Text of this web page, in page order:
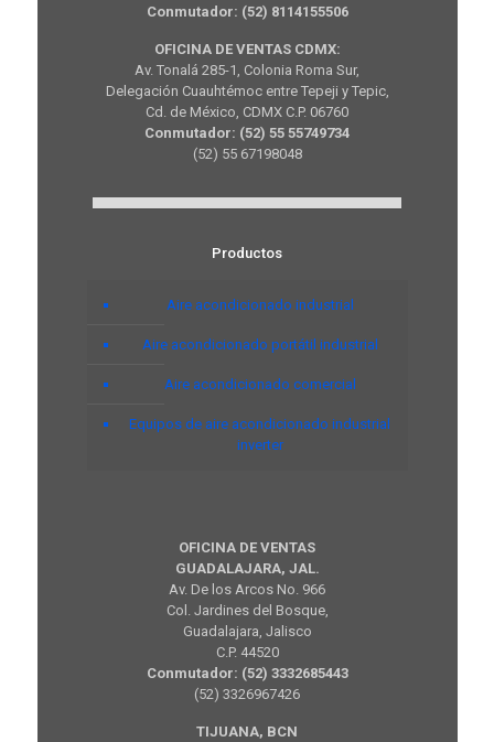
Conmutador: (52) 8114155506
OFICINA DE VENTAS CDMX:
Av. Tonalá 285-1, Colonia Roma Sur,
Delegación Cuauhtémoc entre Tepeji y Tepic,
Cd. de México, CDMX C.P. 06760
Conmutador: (52) 55 55749734
(52) 55 67198048
Productos
Aire acondicionado industrial
Aire acondicionado portátil industrial
Aire acondicionado comercial
Equipos de aire acondicionado industrial
inverter
OFICINA DE VENTAS
GUADALAJARA, JAL.
Av. De los Arcos No. 966
Col. Jardines del Bosque,
Guadalajara, Jalisco
C.P. 44520
Conmutador: (52) 3332685443
(52) 3326967426
TIJUANA, BCN